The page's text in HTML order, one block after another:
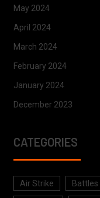
May 2024
April 2024
March 2024
February 2024
January 2024
December 2023
CATEGORIES
Air Strike Battles